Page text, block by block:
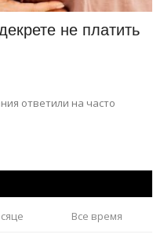
не платить
ответили на часто
Все время